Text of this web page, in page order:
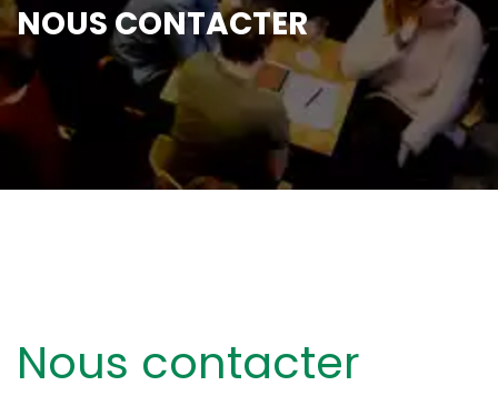
NOUS CONTACTER
Nous contacter